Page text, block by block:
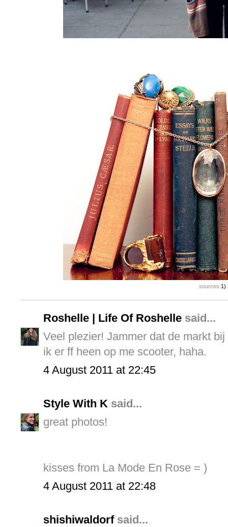
sources:1)
Roshelle | Life Of Roshelle said...
Veel plezier! Jammer dat de markt
ik er ff heen op me scooter, haha.
4 August 2011 at 22:45
Style With K said...
great photos!
kisses from La Mode En Rose = )
4 August 2011 at 22:48
shishiwaldorfsaid...